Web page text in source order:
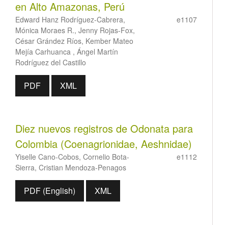
en Alto Amazonas, Perú
Edward Hanz Rodríguez-Cabrera,
Mónica Moraes R., Jenny Rojas-Fox,
César Grández Ríos, Kember Mateo
Mejía Carhuanca , Ángel Martín
Rodríguez del Castillo
e1107
PDF XML
Diez nuevos registros de Odonata para
Colombia (Coenagrionidae, Aeshnidae)
Yiselle Cano-Cobos, Cornelio Bota-
Sierra, Cristian Mendoza-Penagos
e1112
PDF (English) XML